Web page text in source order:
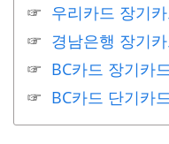
우리카드 장기
경남은행 장기
BC카드 장기카
BC카드 단기카